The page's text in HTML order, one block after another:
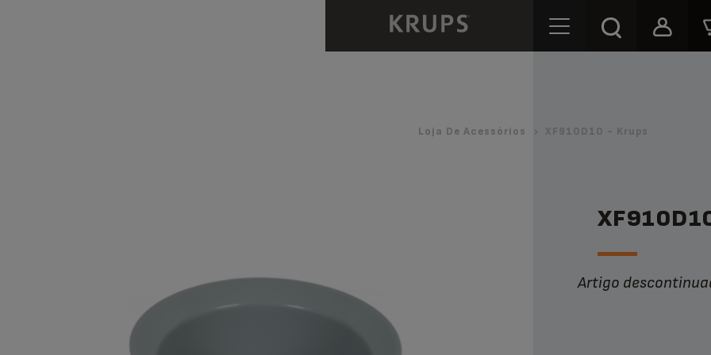
Loja De Acessórios XF910D10 - Krups
Artigo